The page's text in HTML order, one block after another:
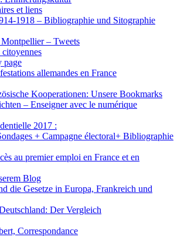
et liens
1918 – Bibliographie und Sitographie
– Tweets
page
allemandes en France
Kooperationen: Unsere Bookmarks
– Enseigner avec le numérique
2017 :
+ Campagne électoral+ Bibliographie
au premier emploi en France et en
Blog
die Gesetze in Europa, Frankreich und
Der Vergleich
Correspondance